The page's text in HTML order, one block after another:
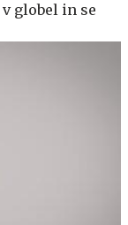
globel in se